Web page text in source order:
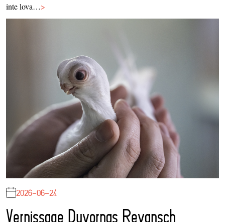
inte lova…>
2026-06-24
Vernissage Duvornas Revansch